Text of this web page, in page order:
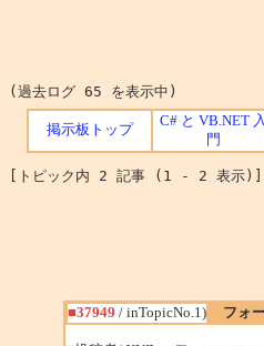
(過去ログ 65 を表示中)
掲示板トップ
C# と VB.NET 入
門
[トピック内 2 記事 (1 - 2 表
■37949 / inTopicNo.1) フォ